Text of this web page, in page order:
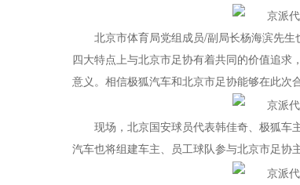
北京市体育局党组成员/副局长杨海滨先
四大特点上与北京市足协有着共同的价值追求
意义。相信极狐汽车和北京市足协能够在此次
现场，北京国安球员代表韩佳奇、极狐车
汽车也将组建车主、员工球队参与北京市足协